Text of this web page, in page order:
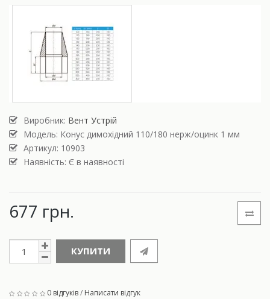
Виробник: Вент Устрій
Модель: Конус димохідний 110/180 нерж/оцинк 1 мм
Артикул: 10903
Наявність: Є в наявності
677 грн.
КУПИТИ
0 відгуків/ Написати відгук